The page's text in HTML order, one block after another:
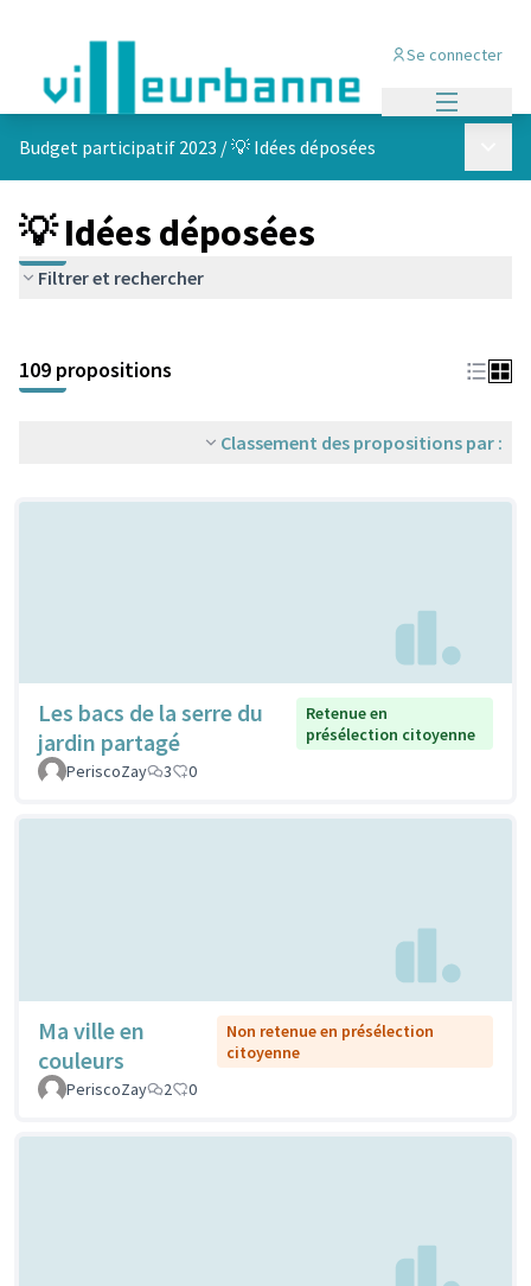
Se connecter
Budget participatif 2023 /💡 Idées déposées
💡 Idées déposées
Filtrer et rechercher
+
−
109 propositions
Classement des propositions par :
Les bacs de la serre du
jardin partagé
Retenue en
présélection citoyenne
PeriscoZay
3 0
Ma ville en
couleurs
Non retenue en présélection
citoyenne
PeriscoZay
2 0